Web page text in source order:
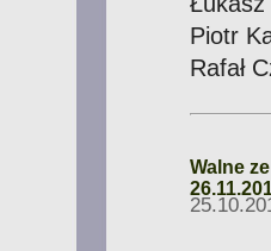
Piotr
Rafał
Walne